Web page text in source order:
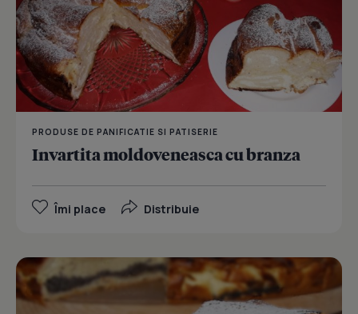
PRODUSE DE PANIFICATIE SI PATISERIE
Invartita moldoveneasca cu branza
Îmi place Distribuie